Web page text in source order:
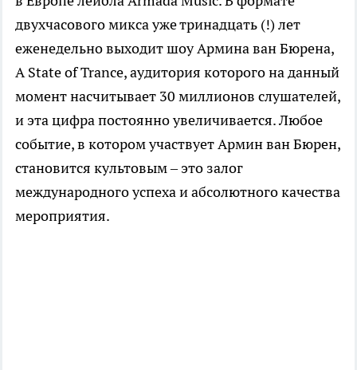
двухчасового микса уже тринадцать (!) лет
еженедельно выходит шоу Армина ван Бюрена,
A State of Trance, аудитория которого на данный
момент насчитывает 30 миллионов слушателей,
и эта цифра постоянно увеличивается. Любое
событие, в котором участвует Армин ван Бюрен,
становится культовым – это залог
международного успеха и абсолютного качества
мероприятия.